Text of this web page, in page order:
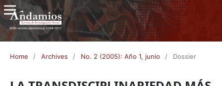
Home / Archives / No. 2 (2005): Año 1, junio / Dossier